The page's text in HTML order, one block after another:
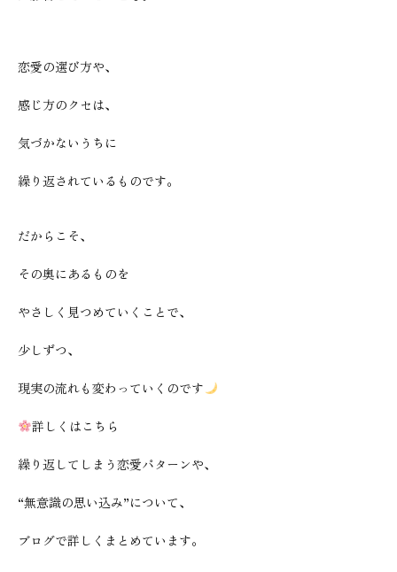
恋愛の選び方や、
感じ方のクセは、
気づかないうちに
繰り返されているものです。
だからこそ、
その奥にあるものを
やさしく見つめていくことで、
少しずつ、
現実の流れも変わっていくのです
詳しくはこちら
繰り返してしまう恋愛パターンや、
“無意識の思い込み”について、
ブログで詳しくまとめています。